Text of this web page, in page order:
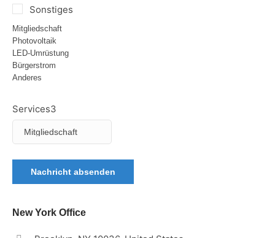
Sonstiges
Mitgliedschaft
Photovoltaik
LED-Umrüstung
Bürgerstrom
Anderes
Services3
Nachricht absenden
New York Office